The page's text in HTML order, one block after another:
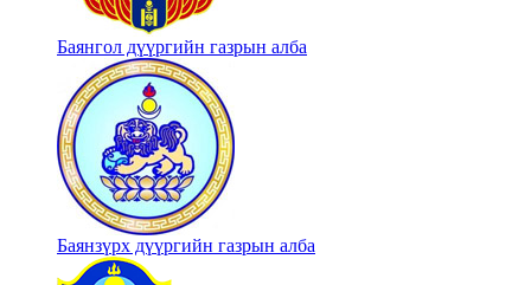
Баянгол дүүргийн газрын алба
Баянзүрх дүүргийн газрын алба